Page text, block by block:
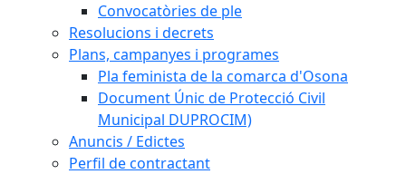
Convocatòries de ple
Resolucions i decrets
Plans, campanyes i programes
Pla feminista de la comarca d'Osona
Document Únic de Protecció Civil
Municipal DUPROCIM)
Anuncis / Edictes
Perfil de contractant